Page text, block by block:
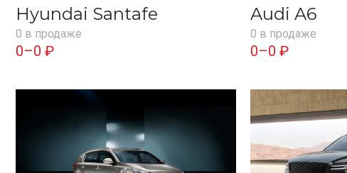
Hyundai Santafe
0 в продаже
0–0 ₽
Audi A6
0 в продаже
0–0 ₽